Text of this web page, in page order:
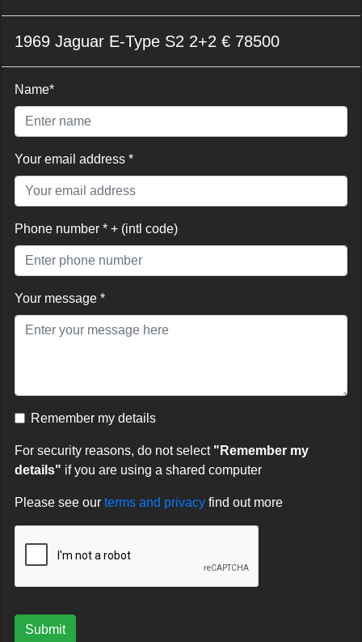
1969 Jaguar E-Type S2 2+2 € 78500
Name*
Your email address *
Phone number * + (intl code)
Your message *
Remember my details
For security reasons, do not select "Remember my
details" if you are using a shared computer
Please see our terms and privacy find out more
Submit